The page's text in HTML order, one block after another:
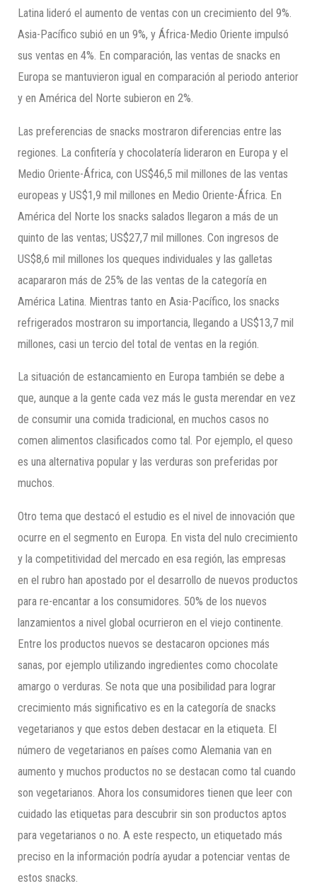
Latina lideró el aumento de ventas con un crecimiento del 9%.
Asia-Pacífico subió en un 9%, y África-Medio Oriente impulsó
sus ventas en 4%. En comparación, las ventas de snacks en
Europa se mantuvieron igual en comparación al periodo anterior
y en América del Norte subieron en 2%.
Las preferencias de snacks mostraron diferencias entre las
regiones. La confitería y chocolatería lideraron en Europa y el
Medio Oriente-África, con US$46,5 mil millones de las ventas
europeas y US$1,9 mil millones en Medio Oriente-África. En
América del Norte los snacks salados llegaron a más de un
quinto de las ventas; US$27,7 mil millones. Con ingresos de
US$8,6 mil millones los queques individuales y las galletas
acapararon más de 25% de las ventas de la categoría en
América Latina. Mientras tanto en Asia-Pacífico, los snacks
refrigerados mostraron su importancia, llegando a US$13,7 mil
millones, casi un tercio del total de ventas en la región.
La situación de estancamiento en Europa también se debe a
que, aunque a la gente cada vez más le gusta merendar en vez
de consumir una comida tradicional, en muchos casos no
comen alimentos clasificados como tal. Por ejemplo, el queso
es una alternativa popular y las verduras son preferidas por
muchos.
Otro tema que destacó el estudio es el nivel de innovación que
ocurre en el segmento en Europa. En vista del nulo crecimiento
y la competitividad del mercado en esa región, las empresas
en el rubro han apostado por el desarrollo de nuevos productos
para re-encantar a los consumidores. 50% de los nuevos
lanzamientos a nivel global ocurrieron en el viejo continente.
Entre los productos nuevos se destacaron opciones más
sanas, por ejemplo utilizando ingredientes como chocolate
amargo o verduras. Se nota que una posibilidad para lograr
crecimiento más significativo es en la categoría de snacks
vegetarianos y que estos deben destacar en la etiqueta. El
número de vegetarianos en países como Alemania van en
aumento y muchos productos no se destacan como tal cuando
son vegetarianos. Ahora los consumidores tienen que leer con
cuidado las etiquetas para descubrir sin son productos aptos
para vegetarianos o no. A este respecto, un etiquetado más
preciso en la información podría ayudar a potenciar ventas de
estos snacks.